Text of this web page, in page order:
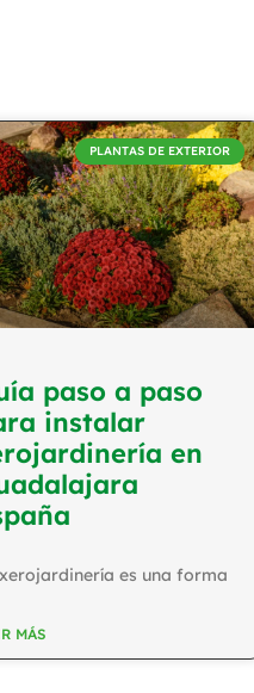
PLANTAS DE EXTERIOR
paso a paso
instalar
en
es una forma
MÁS